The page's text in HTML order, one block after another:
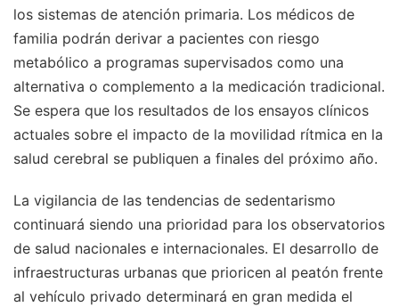
los sistemas de atención primaria. Los médicos de
familia podrán derivar a pacientes con riesgo
metabólico a programas supervisados como una
alternativa o complemento a la medicación tradicional.
Se espera que los resultados de los ensayos clínicos
actuales sobre el impacto de la movilidad rítmica en la
salud cerebral se publiquen a finales del próximo año.
La vigilancia de las tendencias de sedentarismo
continuará siendo una prioridad para los observatorios
de salud nacionales e internacionales. El desarrollo de
infraestructuras urbanas que prioricen al peatón frente
al vehículo privado determinará en gran medida el